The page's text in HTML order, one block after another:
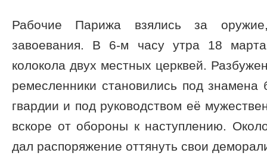
Рабочие Парижа взялись за
завоевания. В 6-м часу утра 18
колокола двух местных церквей.
ремесленники становились под знамена
гвардии и под руководством её
вскоре от обороны к наступлению.
дал распоряжение оттянуть свои